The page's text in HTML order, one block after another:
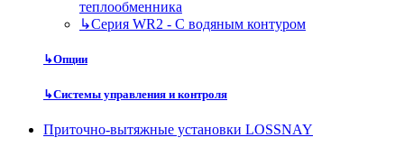
теплообменника
↳Серия WR2 - С водяным контуром
↳Опции
↳Системы управления и контроля
Приточно-вытяжные установки LOSSNAY